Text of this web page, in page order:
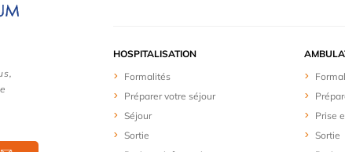
HOSPITALISATION
Formalités
Préparer votre séjour
Séjour
Sortie
Prise
Sortie